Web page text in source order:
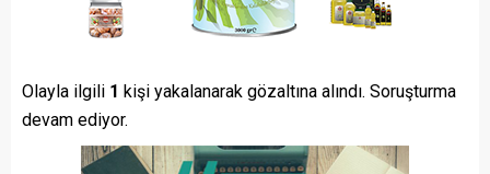
Olayla ilgili 1 kişi yakalanarak gözaltına alındı. Soruşturma
devam ediyor.